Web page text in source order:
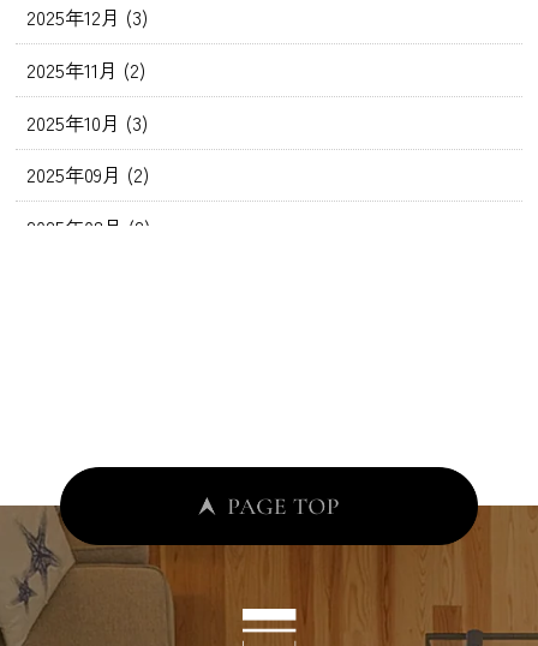
2025年12月 (3)
2025年11月 (2)
2025年10月 (3)
2025年09月 (2)
2025年08月 (2)
2025年03月 (4)
2025年02月 (3)
2025年01月 (3)